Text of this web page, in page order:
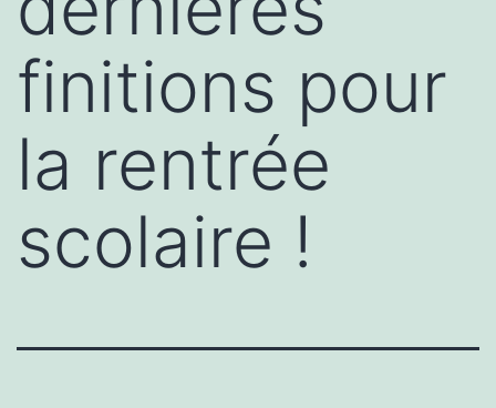
finitions pour
la rentrée
scolaire !